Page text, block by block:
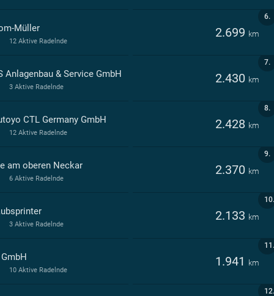
6.
Müller 2.699 km
12 Aktive Radelnde
7.
Anlagenbau & Service GmbH 2.430 km
3 Aktive Radelnde
8.
CTL Germany GmbH 2.428 km
12 Aktive Radelnde
9.
am oberen Neckar 2.370 km
6 Aktive Radelnde
10.
2.133 km
3 Aktive Radelnde
11.
1.941 km
10 Aktive Radelnde
12.